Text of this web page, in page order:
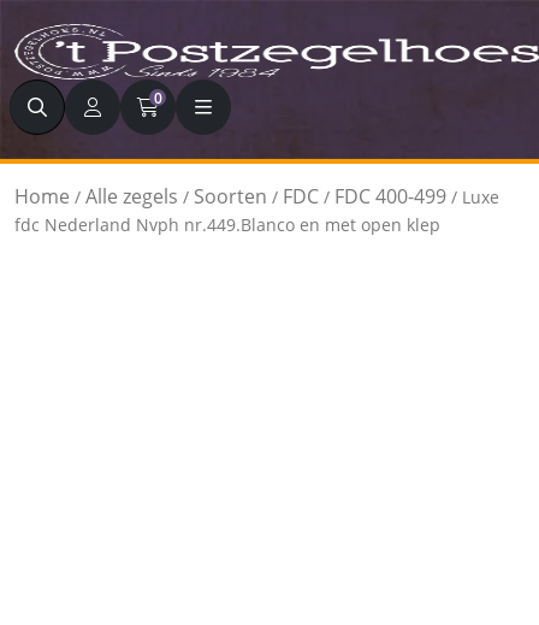
Zoeken 0
Home / Alle zegels / Soorten / FDC / FDC 400-499 / Luxe
fdc Nederland Nvph nr.449.Blanco en met open klep